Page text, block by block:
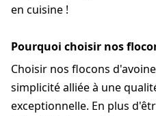
en cuisine !
Pourquoi choisir nos
Choisir nos flocons
simplicité alliée à une
exceptionnelle. En plus